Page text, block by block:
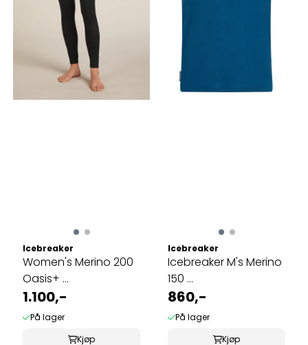
Icebreaker
Women's Merino 200
Oasis+ ...
1.100,-
På lager
Kjøp
Icebreaker
Icebreaker M's Merino
150 ...
860,-
På lager
Kjøp